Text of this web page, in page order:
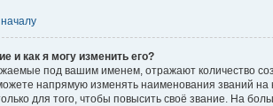
и как я могу изменить его?
под вашим именем, отражают количество
напрямую изменять наименования званий
для того, чтобы повысить своё звание. На